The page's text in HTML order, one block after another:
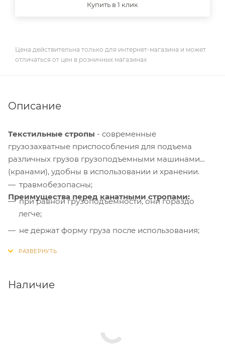
Купить в 1 клик
Цена действительна только для интернет-магазина и может
отличаться от цен в розничных магазинах
Описание
Текстильные стропы - современные
грузозахватные приспособления для подъема
различных грузов грузоподъемными машинами
(кранами), удобны в использовании и хранении.
Преимущества перед канатными стропами:
травмобезопасны;
при равной грузоподъёмности, они гораздо
легче;
не держат форму груза после использования;
деликатно относятся к грузам, подходят для
Наличие